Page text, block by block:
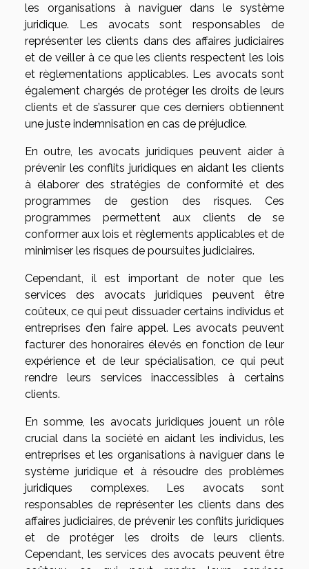
les organisations à naviguer dans le système
juridique. Les avocats sont responsables de
représenter les clients dans des affaires judiciaires
et de veiller à ce que les clients respectent les lois
et règlementations applicables. Les avocats sont
également chargés de protéger les droits de leurs
clients et de s’assurer que ces derniers obtiennent
une juste indemnisation en cas de préjudice.
En outre, les avocats juridiques peuvent aider à
prévenir les conflits juridiques en aidant les clients
à élaborer des stratégies de conformité et des
programmes de gestion des risques. Ces
programmes permettent aux clients de se
conformer aux lois et règlements applicables et de
minimiser les risques de poursuites judiciaires.
Cependant, il est important de noter que les
services des avocats juridiques peuvent être
coûteux, ce qui peut dissuader certains individus et
entreprises d’en faire appel. Les avocats peuvent
facturer des honoraires élevés en fonction de leur
expérience et de leur spécialisation, ce qui peut
rendre leurs services inaccessibles à certains
clients.
En somme, les avocats juridiques jouent un rôle
crucial dans la société en aidant les individus, les
entreprises et les organisations à naviguer dans le
système juridique et à résoudre des problèmes
juridiques complexes. Les avocats sont
responsables de représenter les clients dans des
affaires judiciaires, de prévenir les conflits juridiques
et de protéger les droits de leurs clients.
Cependant, les services des avocats peuvent être